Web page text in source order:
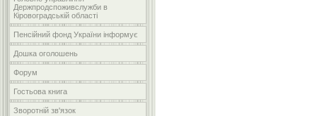
Держпродспоживслужби в
Кіровоградській області
Пенсійний фонд України інформує
Дошка оголошень
Форум
Гостьова книга
Зворотній зв'язок